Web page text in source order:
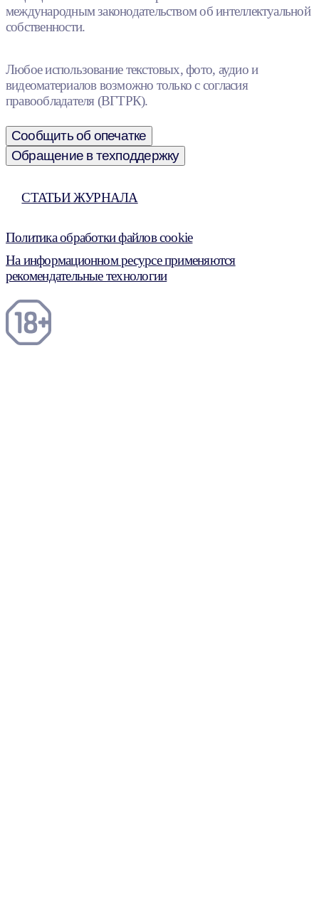
международным законодательством об интеллектуальной
собственности.
Любое использование текстовых, фото, аудио и
видеоматериалов возможно только с согласия
правообладателя (ВГТРК).
Сообщить об опечатке
Обращение в техподдержку
СТАТЬИ ЖУРНАЛА
Политика обработки файлов cookie
На информационном ресурсе применяются
рекомендательные технологии